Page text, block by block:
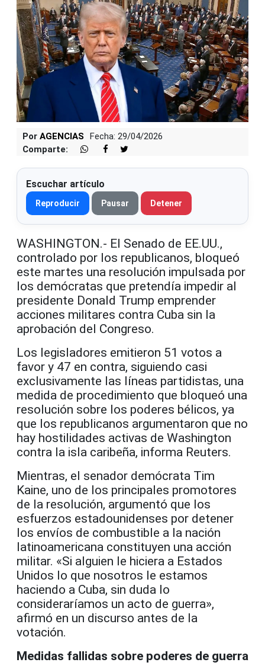
Por AGENCIAS
Fecha: 29/04/2026
Comparte:
Escuchar artículo
Reproducir Pausar Detener
WASHINGTON.- El Senado de EE.UU.,
controlado por los republicanos, bloqueó
este martes una resolución impulsada por
los demócratas que pretendía impedir al
presidente Donald Trump emprender
acciones militares contra Cuba sin la
aprobación del Congreso.
Los legisladores emitieron 51 votos a
favor y 47 en contra, siguiendo casi
exclusivamente las líneas partidistas, una
medida de procedimiento que bloqueó una
resolución sobre los poderes bélicos, ya
que los republicanos argumentaron que no
hay hostilidades activas de Washington
contra la isla caribeña, informa Reuters.
Mientras, el senador demócrata Tim
Kaine, uno de los principales promotores
de la resolución, argumentó que los
esfuerzos estadounidenses por detener
los envíos de combustible a la nación
latinoamericana constituyen una acción
militar. «Si alguien le hiciera a Estados
Unidos lo que nosotros le estamos
haciendo a Cuba, sin duda lo
consideraríamos un acto de guerra»,
afirmó en un discurso antes de la
votación.
Medidas fallidas sobre poderes de guerra